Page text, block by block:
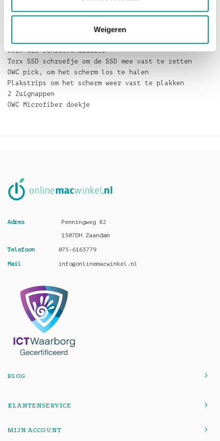
Weigeren
De set bevat de volgende producten:
Torx T25 schroevendraaier
Torx SSD schroefje om de SSD mee vast te zetten
OWC pick, om het scherm los te halen
Plakstrips om het scherm weer vast te plakken
2 Zuignappen
OWC Microfiber doekje
Adres
Penningweg 82
1507DH Zaandam
Telefoon 075-6163779
Mail info@onlinemacwinkel.nl
BLOG
KLANTENSERVICE
MIJN ACCOUNT